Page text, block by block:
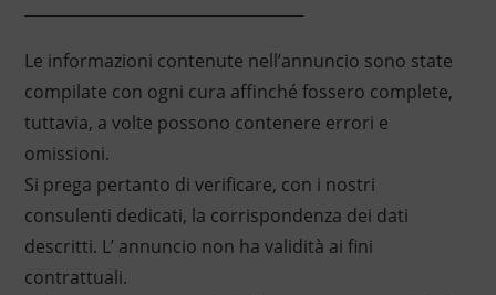
Le informazioni contenute nell’annuncio sono state
compilate con ogni cura affinché fossero complete,
tuttavia, a volte possono contenere errori e
omissioni.
Si prega pertanto di verificare, con i nostri
consulenti dedicati, la corrispondenza dei dati
descritti. L’ annuncio non ha validità ai fini
contrattuali.